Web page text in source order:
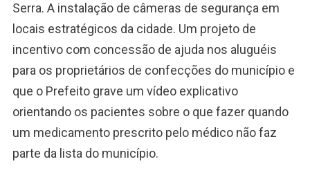
Serra. A instalação de câmeras de segurança em
locais estratégicos da cidade. Um projeto de
incentivo com concessão de ajuda nos aluguéis
para os proprietários de confecções do município e
que o Prefeito grave um vídeo explicativo
orientando os pacientes sobre o que fazer quando
um medicamento prescrito pelo médico não faz
parte da lista do município.